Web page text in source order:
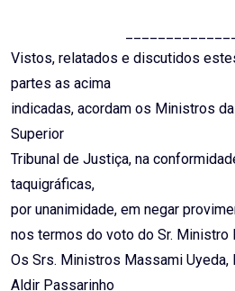
Vistos, relatados e discutidos
partes as acima
indicadas, acordam os Ministros da
Superior
Tribunal de Justiça, na
taquigráficas,
por unanimidade, em negar
nos termos do voto do Sr. Ministro
Os Srs. Ministros Massami Uyeda,
Aldir Passarinho